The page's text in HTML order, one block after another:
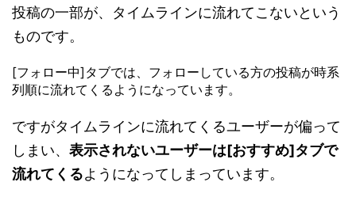
投稿の一部が、タイムラインに流れてこないという
ものです。
[フォロー中]タブでは、フォローしている方の投稿が時系
列順に流れてくるようになっています。
ですがタイムラインに流れてくるユーザーが偏って
しまい、 表示されないユーザーは[おすすめ]タブで
流れてくるようになってしまっています。